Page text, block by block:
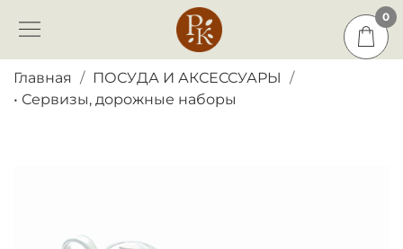
0
Главная
ПОСУДА И АКСЕССУАРЫ
• Сервизы, дорожные наборы
0